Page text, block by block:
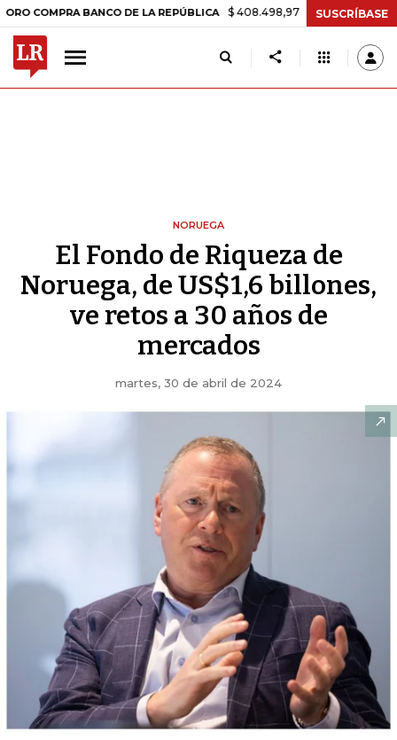
BANCO DE LA REPÚBLICA $ 408.498,97 +$ 8.753,81 +2,19%
SUSCRÍBASE
NORUEGA
El Fondo de Riqueza de
Noruega, de US$1,6 billones,
ve retos a 30 años de
mercados
martes, 30 de abril de 2024